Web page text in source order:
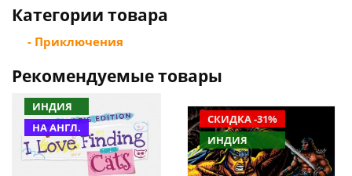
Категории товара
- Приключения
Рекомендуемые товары
ИНДИЯ
НА АНГЛ.
СКИДКА -31%
ИНДИЯ